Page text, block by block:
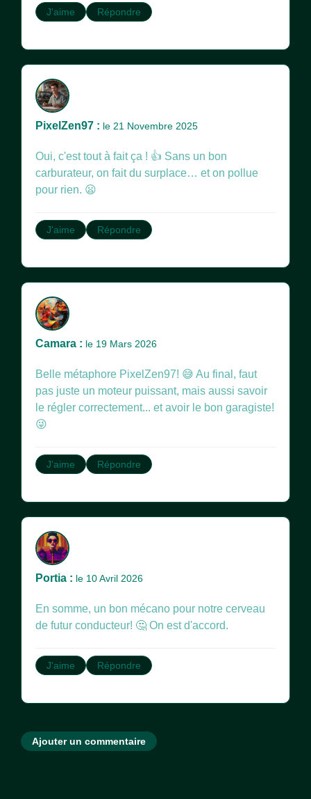
J'aime Répondre
PixelZen97 : le 21 Novembre 2025
Oui, c'est tout à fait ça ! 👍 Sans un bon
carburateur, on fait du surplace… et on pollue
pour rien. 😦
J'aime Répondre
Camara : le 19 Mars 2026
Belle métaphore PixelZen97! 😅 Au final, faut
pas juste un moteur puissant, mais aussi savoir
le régler correctement... et avoir le bon garagiste!
😜
J'aime Répondre
Portia : le 10 Avril 2026
En somme, un bon mécano pour notre cerveau
de futur conducteur! 🤔 On est d'accord.
J'aime Répondre
Ajouter un commentaire